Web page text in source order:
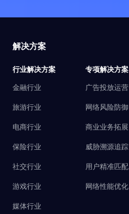
解决方案
行业解决方案
金融行业
旅游行业
电商行业
保险行业
社交行业
游戏行业
媒体行业
专项解决方案
广告投放运营
网络风险防御
商业业务拓展
威胁溯源追踪
用户精准匹配
网络性能优化